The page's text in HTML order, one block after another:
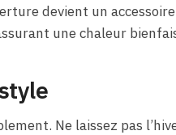
devient un
une chaleur
Ne laissez pas